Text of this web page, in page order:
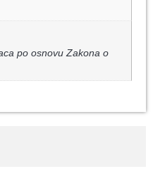
po osnovu Zakona o